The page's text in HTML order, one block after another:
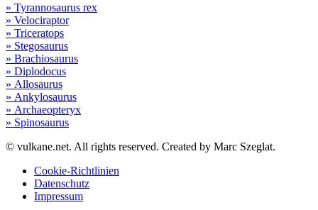
» Tyrannosaurus rex
» Velociraptor
» Triceratops
» Stegosaurus
» Brachiosaurus
» Diplodocus
» Allosaurus
» Ankylosaurus
» Archaeopteryx
» Spinosaurus
© vulkane.net. All rights reserved. Created by Marc Szeglat.
Cookie-Richtlinien
Datenschutz
Impressum